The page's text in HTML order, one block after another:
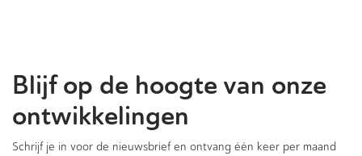
Blijf op de hoogte van onze
ontwikkelingen
Schrijf je in voor de nieuwsbrief en ontvang één keer per maand